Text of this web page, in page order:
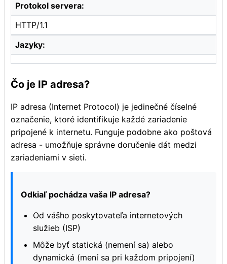
Protokol servera:
HTTP/1.1
Jazyky:
Čo je IP adresa?
IP adresa (Internet Protocol) je jedinečné číselné
označenie, ktoré identifikuje každé zariadenie
pripojené k internetu. Funguje podobne ako poštová
adresa - umožňuje správne doručenie dát medzi
zariadeniami v sieti.
Odkiaľ pochádza vaša IP adresa?
Od vášho poskytovateľa internetových
služieb (ISP)
Môže byť statická (nemení sa) alebo
dynamická (mení sa pri každom pripojení)